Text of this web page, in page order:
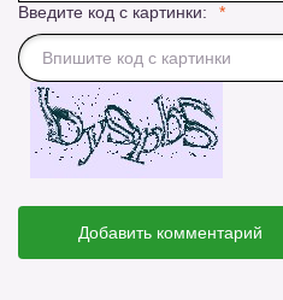
Введите код с картинки:
Добавить комментарий